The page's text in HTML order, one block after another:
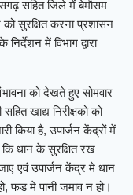
सहित जिले में बेमौसम
सुरक्षित करना प्रशासन
में विभाग द्वारा
को देखते हुए सोमवार
खाद्य निरीक्षको को
किया है, उपार्जन केंद्रों में
धान के सुरक्षित रख
एवं उपार्जन केंद्र मे धान
फड मे पानी जमाव न हो।